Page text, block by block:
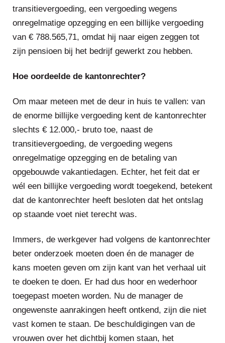
transitievergoeding, een vergoeding wegens
onregelmatige opzegging en een billijke vergoeding
van € 788.565,71, omdat hij naar eigen zeggen tot
zijn pensioen bij het bedrijf gewerkt zou hebben.
Hoe oordeelde de kantonrechter?
Om maar meteen met de deur in huis te vallen: van
de enorme billijke vergoeding kent de kantonrechter
slechts € 12.000,- bruto toe, naast de
transitievergoeding, de vergoeding wegens
onregelmatige opzegging en de betaling van
opgebouwde vakantiedagen. Echter, het feit dat er
wél een billijke vergoeding wordt toegekend, betekent
dat de kantonrechter heeft besloten dat het ontslag
op staande voet niet terecht was.
Immers, de werkgever had volgens de kantonrechter
beter onderzoek moeten doen én de manager de
kans moeten geven om zijn kant van het verhaal uit
te doeken te doen. Er had dus hoor en wederhoor
toegepast moeten worden. Nu de manager de
ongewenste aanrakingen heeft ontkend, zijn die niet
vast komen te staan. De beschuldigingen van de
vrouwen over het dichtbij komen staan, het